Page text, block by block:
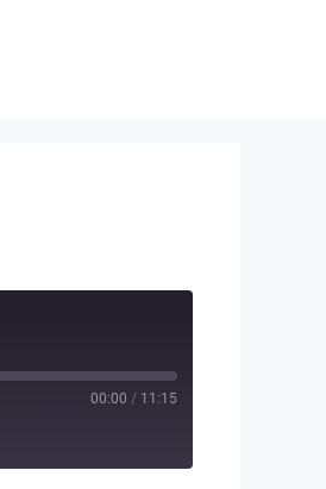
00:00 / 11:15